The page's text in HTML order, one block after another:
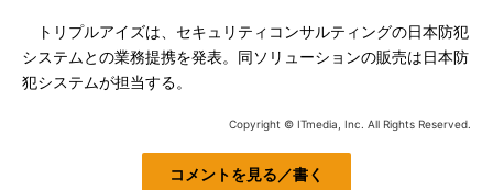
トリプルアイズは、セキュリティコンサルティングの日本防犯
システムとの業務提携を発表。同ソリューションの販売は日本防
犯システムが担当する。
Copyright © ITmedia, Inc. All Rights Reserved.
コメントを見る／書く